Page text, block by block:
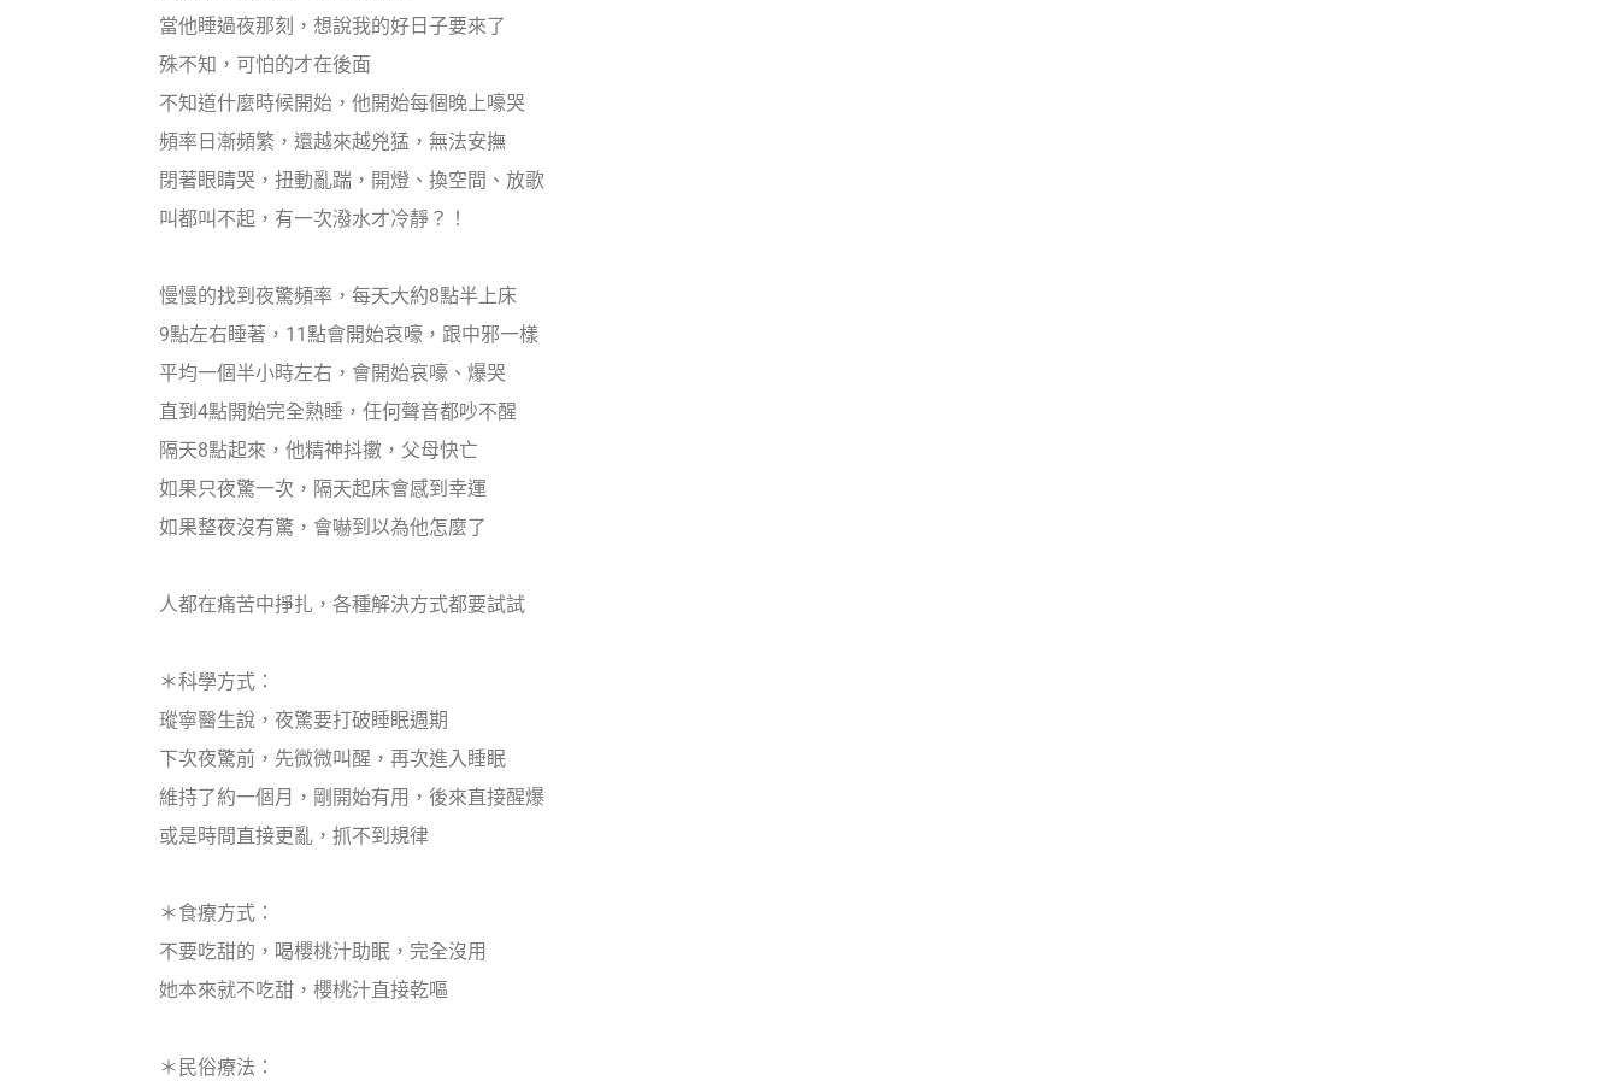
當他睡過夜那刻，想說我的好日子要來了
殊不知，可怕的才在後面
不知道什麼時候開始，他開始每個晚上嚎哭
頻率日漸頻繁，還越來越兇猛，無法安撫
閉著眼睛哭，扭動亂踹，開燈、換空間、放歌
叫都叫不起，有一次潑水才冷靜？！
慢慢的找到夜驚頻率，每天大約8點半上床
9點左右睡著，11點會開始哀嚎，跟中邪一樣
平均一個半小時左右，會開始哀嚎、爆哭
直到4點開始完全熟睡，任何聲音都吵不醒
隔天8點起來，他精神抖擻，父母快亡
如果只夜驚一次，隔天起床會感到幸運
如果整夜沒有驚，會嚇到以為他怎麼了
人都在痛苦中掙扎，各種解決方式都要試試
＊科學方式：
瑽寧醫生說，夜驚要打破睡眠週期
下次夜驚前，先微微叫醒，再次進入睡眠
維持了約一個月，剛開始有用，後來直接醒爆
或是時間直接更亂，抓不到規律
＊食療方式：
不要吃甜的，喝櫻桃汁助眠，完全沒用
她本來就不吃甜，櫻桃汁直接乾嘔
＊民俗療法：